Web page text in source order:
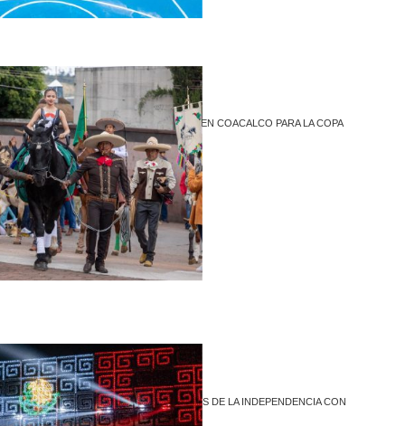
NIÑEZ Y JUVENTUD SE DAN CITA EN COACALCO PARA LA COPA
TELMEX TELCEL
1
COACALCO HONRA A LOS HÉROES DE LA INDEPENDENCIA CON
TRADICIONAL DESFILE